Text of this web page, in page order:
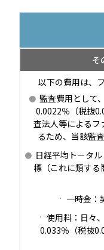
そ
以下の費用は、
監査費用として
0.0022％（税抜
査法人等によるフ
るため、当該監
日経平均トータ
標（これに類する
一時金：
使用料：日々
0.033％（税抜